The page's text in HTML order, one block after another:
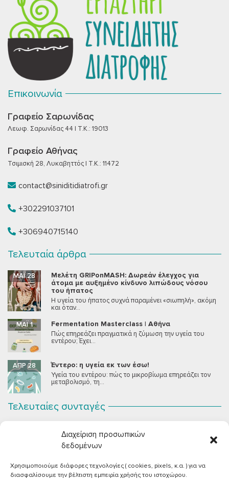
Διαχείριση προσωπικών
δεδομένων
Χρησιμοποιούμε διάφορες τεχνολογίες ( cookies, pixels, κ.α. ) για να
διασφαλίσουμε την βέλτιστη εμπειρία χρήσής του ιστοχώρου.
Επικοινωνία
Γραφείο Σαρωνίδας
Λεωφ. Σαρωνίδας 44 | T.K.: 19013
Γραφείο Αθήνας
Τσιμισκή 28, Λυκαβηττός | T.K.: 11472
contact@siniditidiatrofi.gr
+302291037101
+306940715140
Τελευταία άρθρα
Μελέτη GRIPonMASH: Δωρεάν έλεγχος για
άτομα με αυξημένο κίνδυνο λιπώδους νόσου
του ήπατος
ΜΆΙ 28
Η υγεία του ήπατος συχνά παραμένει «σιωπηλή», ακόμη
και όταν...
Fermentation Masterclass | Αθήνα
ΜΆΙ 1
Πώς επηρεάζει πραγματικά η ζύμωση την υγεία του
εντέρου; Έχει...
Έντερο: η υγεία εκ των έσω!
ΑΠΡ 28
Υγεία του εντέρου: πώς το μικροβίωμα επηρεάζει τον
μεταβολισμό, τη...
Τελευταίες συνταγές
Μια μους σοκολάτας για όλους εμάς που θέλουμε να
συστήσουμε...
Vegan Χωριάτικη Σαλάτα με Φέτα από Τόφου
ΙΟΎΝ 26
Καλοκαίρι, ζεστάρα και “χωριάτικη” σαλάτα! Έχοντας